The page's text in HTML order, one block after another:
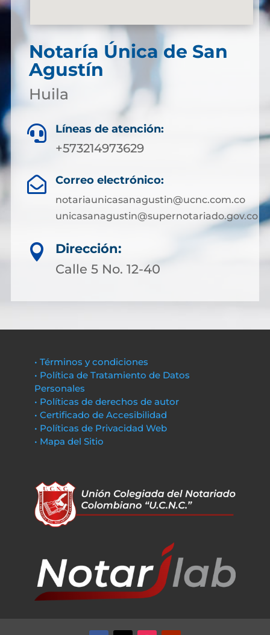
Notaría Única de San
Agustín
Huila
 Líneas de atención:
+573214973629
 Correo electrónico:
notariaunicasanagustin@ucnc.com.co
unicasanagustin@supernotariado.gov.co

Dirección:
Calle 5 No. 12-40
• Términos y condiciones
• Política de Tratamiento de Datos
Personales
• Políticas de derechos de autor
• Certificado de Accesibilidad
• Políticas de Privacidad Web
• Mapa del Sitio